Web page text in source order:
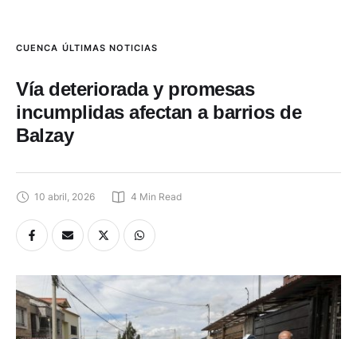
CUENCA ÚLTIMAS NOTICIAS
Vía deteriorada y promesas
incumplidas afectan a barrios de
Balzay
10 abril, 2026 4 Min Read